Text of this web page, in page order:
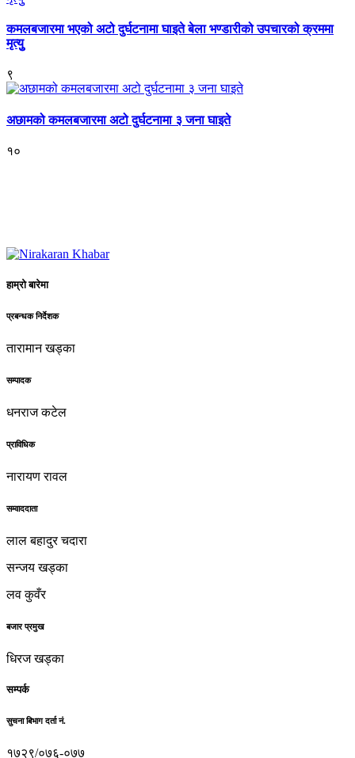
कमलबजारमा भएको अटो दुर्घटनामा घाइते बेला भण्डारीको उपचारको क्रममा
मृत्युु
९
अछामको कमलबजारमा अटो दुर्घटनामा ३ जना घाइते
१०
हाम्रो बारेमा
प्रबन्धक निर्देशक
तारामान खड्का
सम्पादक
धनराज कटेल
प्राविधिक
नारायण रावल
सम्वाददाता
लाल बहादुर चदारा
सन्जय खड्का
लव कुवँर
बजार प्रमुख
धिरज खड्का
सम्पर्क
सुचना बिभाग दर्ता नं.
१७२९/०७६-०७७